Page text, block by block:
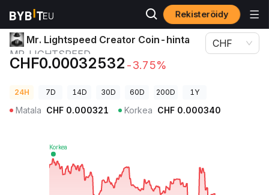
Rekisteröidy
Kryptohinnat Mr. Lightspeed Creator Coin-hinta MR_LIGHTSPEED
Mr. Lightspeed Creator Coin-hinta
MR_LIGHTSPEED
CHF0.00032532 -3.75%
CHF
24H 7D 14D 30D 60D 200D 1Y
Matala CHF 0.000321 Korkea CHF 0.000340